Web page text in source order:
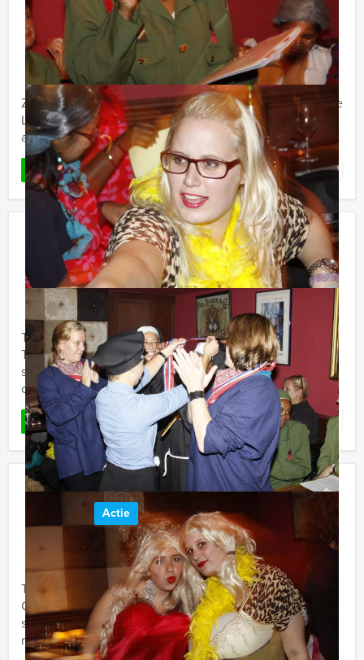
La Casa de Papel VR lunchspel in
Zwolle
Vanaf€ 57,50 p.p. excl. BTW
Vanaf 12 personen ‐ 3 uur
Zijn jullie ook een groot fan van de populaire Netflixserie
La Casa de Papel en hebben jullie jezelf altijd al
afgevraagd hoe het is om een ultieme roof als deze te ...
LEES MEER Favoriet
Speurtocht Dinner Dordrecht
Vanaf € 62,50 p.p. excl. BTW
Vanaf 12 personen ‐ 4 uur en 30 minuten
Tijdens het Speurtocht Dinner arrangement van Holland
Tour Guides zorgen wij dat u de leukste plekjes uit de
stad te zien krijgt. U gaat in groepjes van 5 - 8 personen
op ...
LEES MEER Favoriet
Ik Hou Van Holland Lunch Deventer
Actie
Vanaf€ 54,50 p.p. excl. BTW
Vanaf 12 personen ‐ 3 uur en 30 minuten
Tijdens de 'Ik hou van Holland Lunch' van Holland Tour
Guides in Deventer gaan we het beroemde tv-
spel spelen. Heeft u alle kennis paraat? Wij zullen
namelijk jullie ...